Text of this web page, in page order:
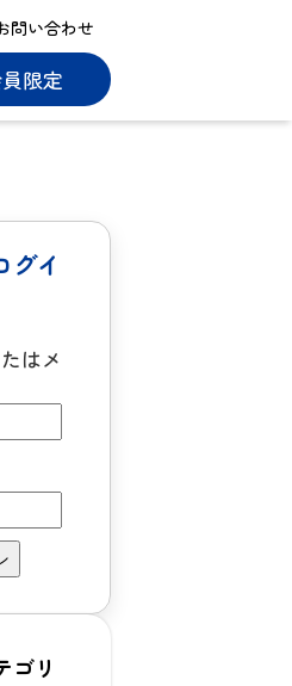
問い合わせ
限定
グイ
はメ
ゴリ